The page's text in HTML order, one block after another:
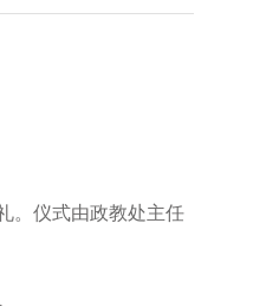
。仪式由政教处主任